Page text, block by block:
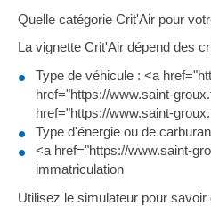
Quelle catégorie Crit'Air pour
La vignette Crit'Air dépend des
Type de véhicule : <a
href="https://www.saint-
href="https://www.saint-
Type d'énergie ou de
<a href="https://www.saint-
immatriculation
Utilisez le simulateur pour